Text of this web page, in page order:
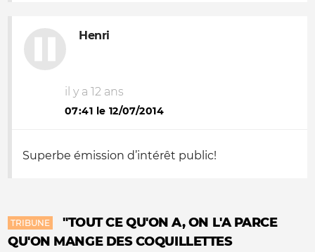
Henri
il y a 12 ans
07:41 le 12/07/2014
Superbe émission d’intérêt public!
TRIBUNE
"TOUT CE QU'ON A, ON L'A PARCE
QU'ON MANGE DES COQUILLETTES